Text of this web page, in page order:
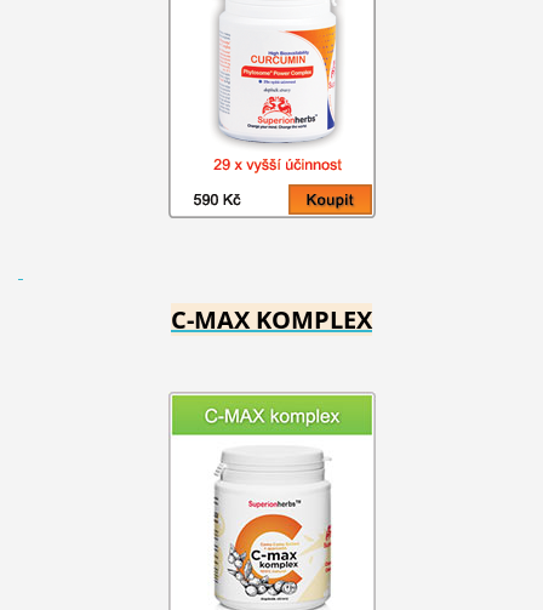
C-MAX KOMPLEX